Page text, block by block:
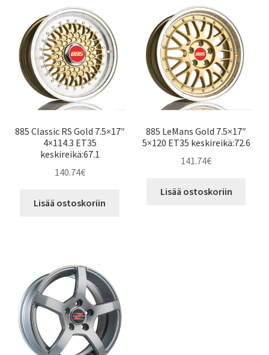
885 Classic RS Gold 7.5×17″
4×114.3 ET35
keskireikä:67.1
140.74€
Lisää ostoskoriin
885 LeMans Gold 7.5×17″
5×120 ET35 keskireikä:72.6
141.74€
Lisää ostoskoriin